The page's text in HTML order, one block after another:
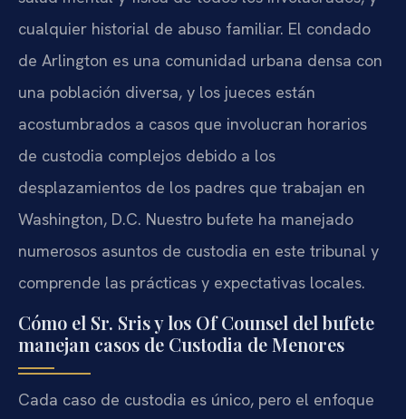
cualquier historial de abuso familiar. El condado
de Arlington es una comunidad urbana densa con
una población diversa, y los jueces están
acostumbrados a casos que involucran horarios
de custodia complejos debido a los
desplazamientos de los padres que trabajan en
Washington, D.C. Nuestro bufete ha manejado
numerosos asuntos de custodia en este tribunal y
comprende las prácticas y expectativas locales.
Cómo el Sr. Sris y los Of Counsel del bufete
manejan casos de Custodia de Menores
Cada caso de custodia es único, pero el enfoque